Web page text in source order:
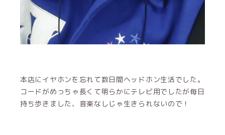
本店にイヤホンを忘れて数日間ヘッドホン生活でした。
コードがめっちゃ長くて明らかにテレビ用でしたが毎日
持ち歩きました、音楽なしじゃ生きられないので！